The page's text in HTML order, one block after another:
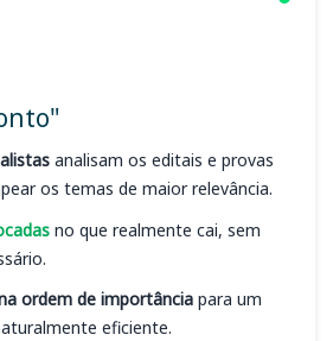
analisam os editais e provas
os temas de maior relevância.
no que realmente cai, sem
ordem de importância para um
eficiente.